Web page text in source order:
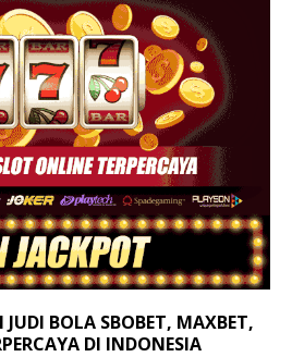
JUDI BOLA SBOBET, MAXBET,
DI INDONESIA